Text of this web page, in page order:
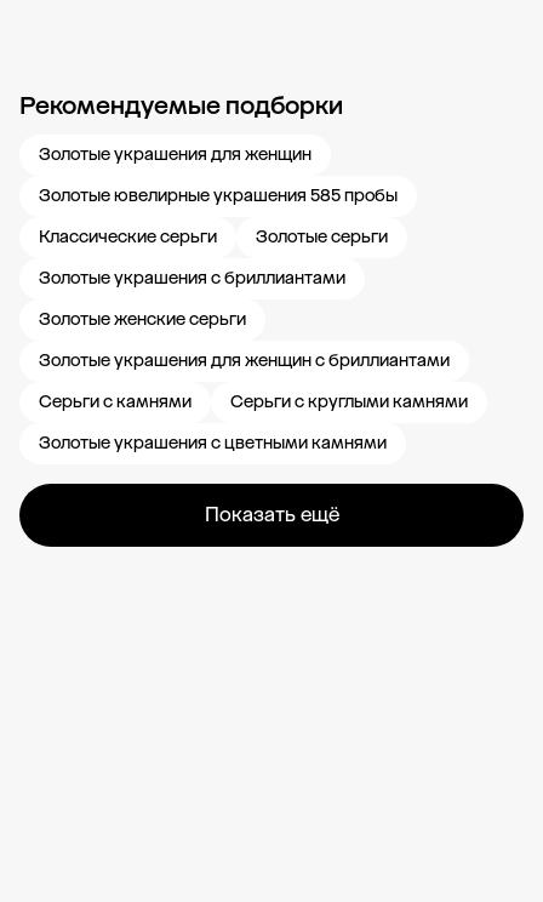
Рекомендуемые подборки
Золотые украшения для женщин
Золотые ювелирные украшения 585 пробы
Классические серьги
Золотые серьги
Золотые украшения с бриллиантами
Золотые женские серьги
Золотые украшения для женщин с бриллиантами
Серьги с камнями
Серьги с круглыми камнями
Золотые украшения с цветными камнями
Показать ещё
Новости компании Журнал ЗОЛОТОЙ Блог